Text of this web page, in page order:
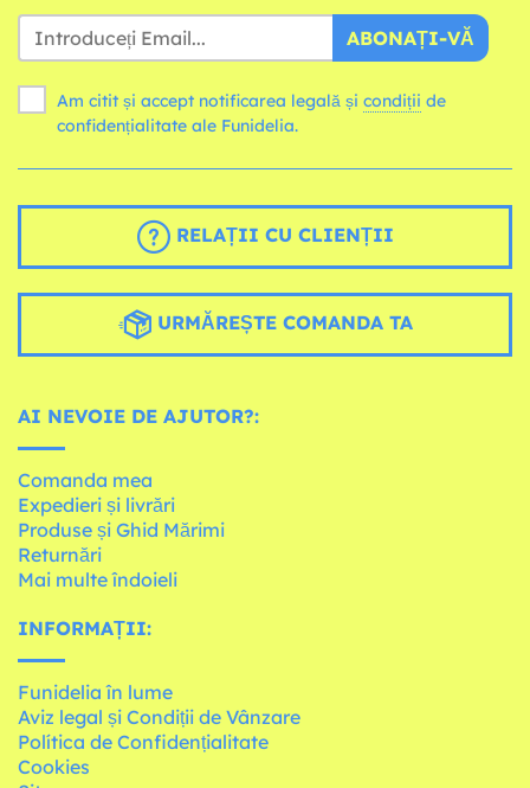
ABONAȚI-VĂ
Am citit și accept notificarea legală și condiții
confidențialitate ale Funidelia.
RELAȚII CU CLIENȚII
URMĂREȘTE COMANDA TA
AI NEVOIE DE AJUTOR?:
Comanda mea
Expedieri și livrări
Produse și Ghid Mărimi
Returnări
Mai multe îndoieli
INFORMAȚII:
Funidelia în lume
Aviz legal și Condiții de Vânzare
Política de Confidențialitate
Cookies